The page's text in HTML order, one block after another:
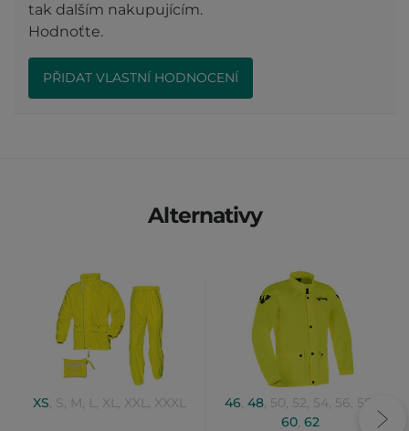
tak dalším nakupujícím.
Hodnoťte.
PŘIDAT VLASTNÍ HODNOCENÍ
Alternativy
XS, S, M, L, XL, XXL, XXXL 46, 48, 50, 52, 54, 56, 58
60, 62